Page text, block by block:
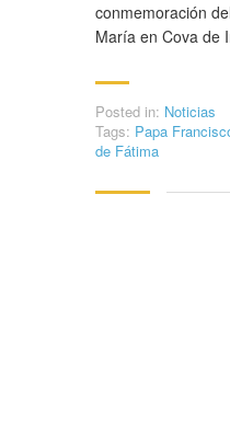
conmemoración
María en Cova de
Posted in: Noticias
Tags: Papa
de Fátima